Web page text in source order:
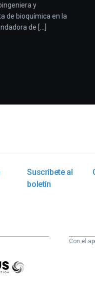
y
de bioquímica en la
de [...]
Suscríbete al
boletín
Con el